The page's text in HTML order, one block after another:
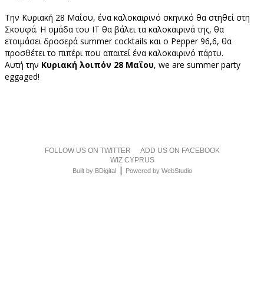
Την Κυριακή 28 Μαΐου, ένα καλοκαιρινό σκηνικό θα στηθεί στη
Σκουφά. Η ομάδα του ΙΤ θα βάλει τα καλοκαιρινά της, θα
ετοιμάσει δροσερά summer cocktails και ο Pepper 96,6, θα
προσθέτει το πιπέρι που απαιτεί ένα καλοκαιρινό πάρτυ.
Αυτή την Κυριακή λοιπόν 28 Μαΐου, we are summer party
eggaged!
FOLLOW US ON TWITTER
ADD US ON FACEBOOK
WIZ CYPRUS
Built by BDigital| Powered by WebStudio